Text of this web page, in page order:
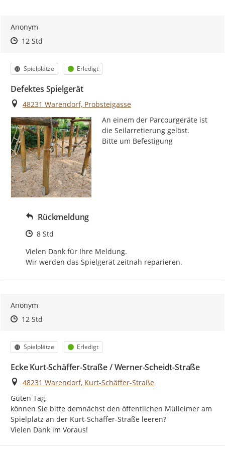
Anonym
Zeitpunkt des Erstellens
Zeitpunkt des Erstellens
12 StdZur Äußerung
Kategorie
Spielplätze Status
Erledigt
Defektes Spielgerät
Ort
48231 Warendorf, Probsteigasse
An einem der Parcourgeräte ist
die Seilarretierung gelöst.
Bitte um Befestigung
Rückmeldung
Zeitpunkt des Erstellens
8 Std
Vielen Dank für Ihre Meldung.
Wir werden das Spielgerät zeitnah reparieren.
Anonym
Zeitpunkt des Erstellens
Zeitpunkt des Erstellens
12 StdZur Äußerung
Kategorie
Spielplätze Status
Erledigt
Ecke Kurt-Schäffer-Straße / Werner-Scheidt-Straße
Ort
48231 Warendorf, Kurt-Schäffer-Straße
Guten Tag,
können Sie bitte demnächst den öffentlichen Mülleimer am
Spielplatz an der Kurt-Schäffer-Straße leeren?
Vielen Dank im Voraus!